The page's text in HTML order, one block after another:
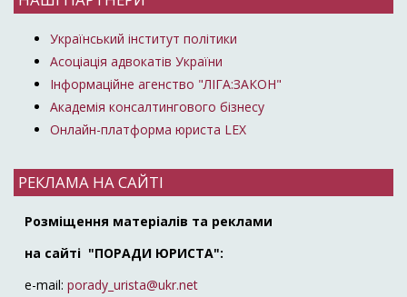
Український інститут політики
Асоціація адвокатів України
Інформаційне агенство "ЛІГА:ЗАКОН"
Академія консалтингового бізнесу
Онлайн-платформа юриста LEX
РЕКЛАМА НА САЙТІ
Розміщення матеріалів та реклами
на сайті "ПОРАДИ ЮРИСТА":
e-mail: porady_urista@ukr.net